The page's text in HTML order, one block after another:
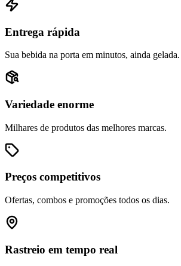
Entrega rápida
Sua bebida na porta em minutos, ainda gelada.
Variedade enorme
Milhares de produtos das melhores marcas.
Preços competitivos
Ofertas, combos e promoções todos os dias.
Rastreio em tempo real